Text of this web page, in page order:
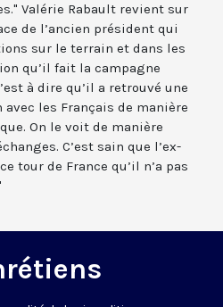
Valérie Rabault revient sur
de l’ancien président qui
sur le terrain et dans les
qu’il fait la campagne
à dire qu’il a retrouvé une
les Français de manière
On le voit de manière
C’est sain que l’ex-
tour de France qu’il n’a pas